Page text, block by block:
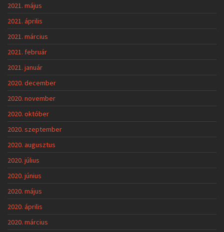
2021. május
2021. április
2021. március
2021. február
2021. január
2020. december
2020. november
2020. október
2020. szeptember
2020. augusztus
2020. július
2020. június
2020. május
2020. április
2020. március